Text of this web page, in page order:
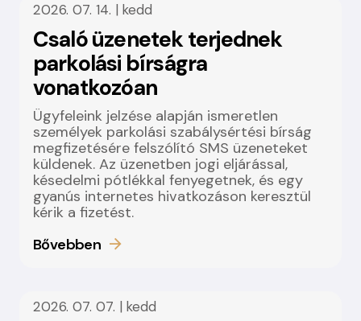
2026. 07. 14. | kedd
Csaló üzenetek terjednek
parkolási bírságra
vonatkozóan
Ügyfeleink jelzése alapján ismeretlen
személyek parkolási szabálysértési bírság
megfizetésére felszólító SMS üzeneteket
küldenek. Az üzenetben jogi eljárással,
késedelmi pótlékkal fenyegetnek, és egy
gyanús internetes hivatkozáson keresztül
kérik a fizetést.
Bővebben
2026. 07. 07. | kedd